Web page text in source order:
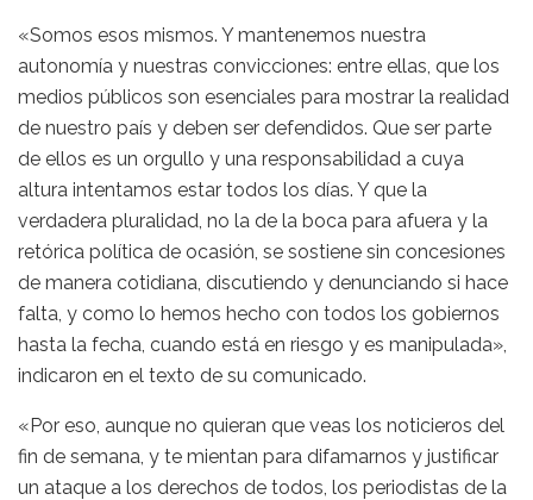
«Somos esos mismos. Y mantenemos nuestra
autonomía y nuestras convicciones: entre ellas, que los
medios públicos son esenciales para mostrar la realidad
de nuestro país y deben ser defendidos. Que ser parte
de ellos es un orgullo y una responsabilidad a cuya
altura intentamos estar todos los días. Y que la
verdadera pluralidad, no la de la boca para afuera y la
retórica política de ocasión, se sostiene sin concesiones
de manera cotidiana, discutiendo y denunciando si hace
falta, y como lo hemos hecho con todos los gobiernos
hasta la fecha, cuando está en riesgo y es manipulada»,
indicaron en el texto de su comunicado.
«Por eso, aunque no quieran que veas los noticieros del
fin de semana, y te mientan para difamarnos y justificar
un ataque a los derechos de todos, los periodistas de la